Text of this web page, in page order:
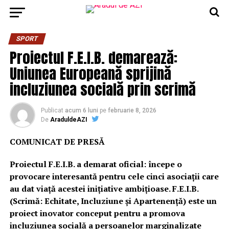
SPORT
Proiectul F.E.I.B. demarează:
Uniunea Europeană sprijină
incluziunea socială prin scrimă
Publicat acum 6 luni pe februarie 8, 2026
De AraduldeAZI
COMUNICAT DE PRESĂ
Proiectul F.E.I.B. a demarat oficial: începe o
provocare interesantă pentru cele cinci asociații care
au dat viață acestei inițiative ambițioase. F.E.I.B.
(Scrimă: Echitate, Incluziune și Apartenență) este un
proiect inovator conceput pentru a promova
incluziunea socială a persoanelor marginalizate